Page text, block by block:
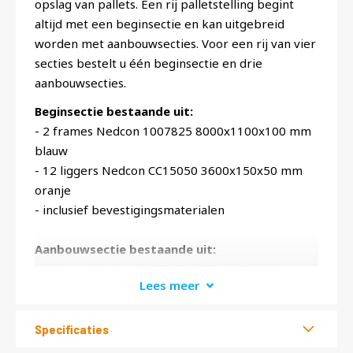
opslag van pallets. Een rij palletstelling begint
altijd met een beginsectie en kan uitgebreid
worden met aanbouwsecties. Voor een rij van vier
secties bestelt u één beginsectie en drie
aanbouwsecties.
Beginsectie bestaande uit:
- 2 frames Nedcon 1007825 8000x1100x100 mm
blauw
- 12 liggers Nedcon CC15050 3600x150x50 mm
oranje
- inclusief bevestigingsmaterialen
Aanbouwsectie bestaande uit:
oranje
Lees meer
Specificaties